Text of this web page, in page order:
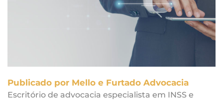
Publicado por Mello e Furtado Advocacia
Escritório de advocacia especialista em INSS e